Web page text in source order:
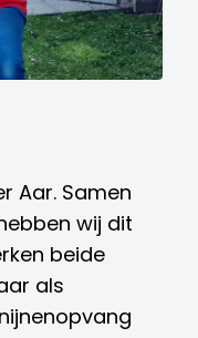
Aar. Samen
wij dit
beide
als